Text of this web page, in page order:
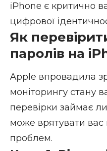
iPhone є критично
цифрової
Як
паролів на
Apple впровадила
моніторингу стану
перевірки займає
може врятувати вас
проблем.